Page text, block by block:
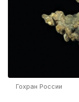
Гохран России